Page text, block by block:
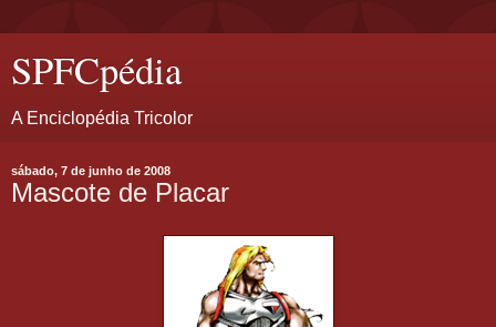
SPFCpédia
A Enciclopédia Tricolor
sábado, 7 de junho de 2008
Mascote de Placar